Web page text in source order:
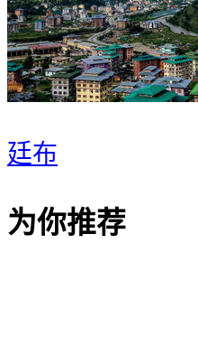
廷布
为你推荐